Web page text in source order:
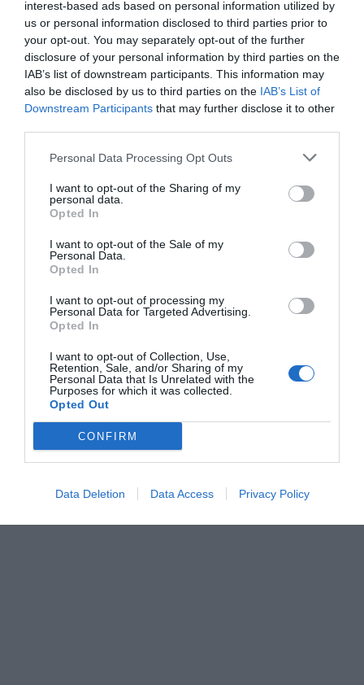
interest-based ads based on personal information utilized by
us or personal information disclosed to third parties prior to
your opt-out. You may separately opt-out of the further
disclosure of your personal information by third parties on the
IAB’s list of downstream participants. This information may
also be disclosed by us to third parties on the IAB’s List of
Downstream Participants that may further disclose it to other
Personal Data Processing Opt Outs
I want to opt-out of the Sharing of my
personal data.
Opted In
I want to opt-out of the Sale of my
Personal Data.
Opted In
I want to opt-out of processing my
Personal Data for Targeted Advertising.
Opted In
I want to opt-out of Collection, Use,
Retention, Sale, and/or Sharing of my
Personal Data that Is Unrelated with the
Purposes for which it was collected.
Opted Out
CONFIRM
Data Deletion Data Access Privacy Policy
discussió, lacapital mundial de l'orxata. "L'orxata no
és només una beguda: és família, tradició, estiu i
horta. El cultiu de la xufa es fa amb molta estima i els
gots se servixen amb molt d'orgull", va afegir,
recordant la necessitat de cuidar un gremi d'artesans
únic.
el seu orgull per parlar de "la nostra terra i els nostres
sabors, allò que fa diferents els valencians" i va enaltir
l'orxata com unproducte quilòmetre zero
que
recentment ha estat present en la prestigiosa Fira de
continuem fent les coses amb temps, qualitat i
respecte".Pilar Bernabé
un "producte genuí que identifica, diferencia i
referencia", celebrant el relleu generacional i llançant
reconeixement especial a la importància de la
gent que treballa la xufa al camp.